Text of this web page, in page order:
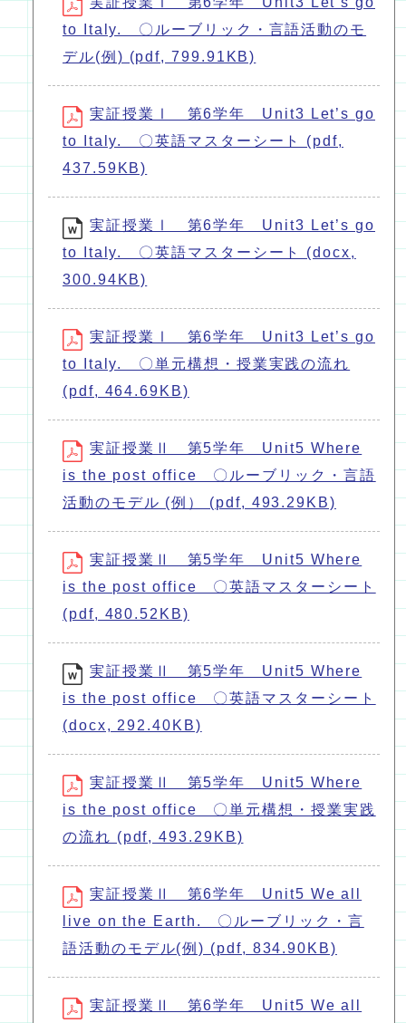
to Italy. 〇ルーブリック・言語活動のモ
デル(例) (pdf, 799.91KB)
実証授業Ⅰ 第6学年 Unit3 Let’s go
to Italy. 〇英語マスターシート (pdf,
437.59KB)
実証授業Ⅰ 第6学年 Unit3 Let’s go
to Italy. 〇英語マスターシート (docx,
300.94KB)
実証授業Ⅰ 第6学年 Unit3 Let’s go
to Italy. 〇単元構想・授業実践の流れ
(pdf, 464.69KB)
実証授業Ⅱ 第5学年 Unit5 Where
is the post office 〇ルーブリック・言語
活動のモデル (例） (pdf, 493.29KB)
実証授業Ⅱ 第5学年 Unit5 Where
is the post office 〇英語マスターシート
(pdf, 480.52KB)
実証授業Ⅱ 第5学年 Unit5 Where
is the post office 〇英語マスターシート
(docx, 292.40KB)
実証授業Ⅱ 第5学年 Unit5 Where
is the post office 〇単元構想・授業実践
の流れ (pdf, 493.29KB)
実証授業Ⅱ 第6学年 Unit5 We all
live on the Earth. 〇ルーブリック・言
語活動のモデル(例) (pdf, 834.90KB)
実証授業Ⅱ 第6学年 Unit5 We all